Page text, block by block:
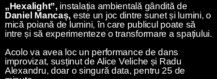
„Hexalight”, instalația ambientală gândită de
Daniel Mancaș, este un joc dintre sunet și lumini, o
mică poiană de lumini, în care publicul poate să
intre și să experimenteze o transformare a spațiului.
Acolo va avea loc un performance de dans
improvizat, susținut de Alice Veliche și Radu
Alexandru, doar o singură data, pentru 25 de